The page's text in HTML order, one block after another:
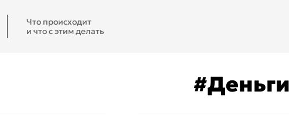
Что происходит
и что с этим делать
#Деньги